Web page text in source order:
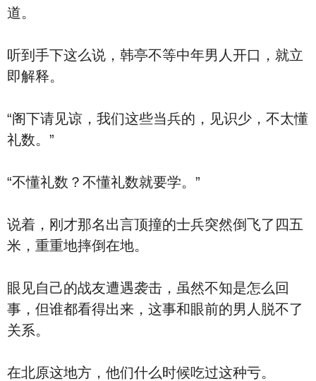
道。
听到手下这么说，韩亭不等中年男人开口，就立
即解释。
“阁下请见谅，我们这些当兵的，见识少，不太懂
礼数。”
“不懂礼数？不懂礼数就要学。”
说着，刚才那名出言顶撞的士兵突然倒飞了四五
米，重重地摔倒在地。
眼见自己的战友遭遇袭击，虽然不知是怎么回
事，但谁都看得出来，这事和眼前的男人脱不了
关系。
在北原这地方，他们什么时候吃过这种亏。